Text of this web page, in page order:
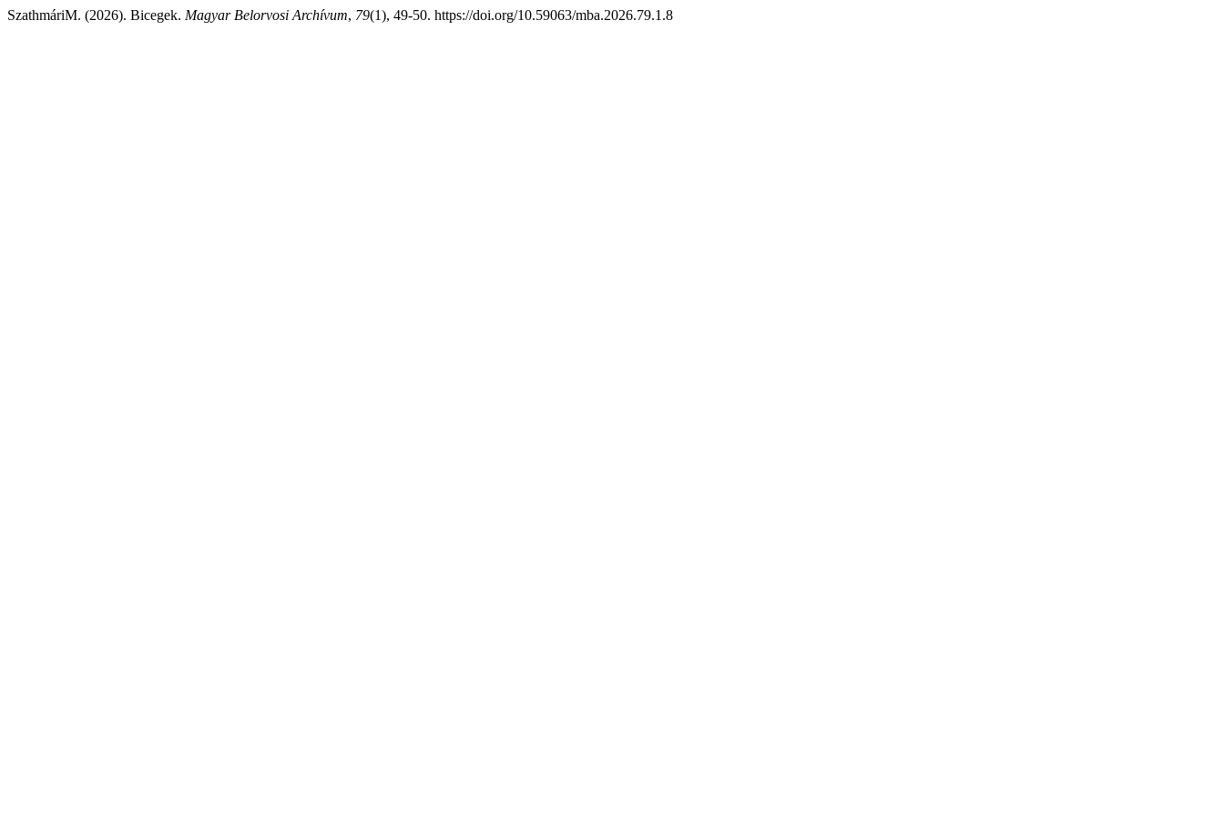
SzathmáriM. (2026). Bicegek. Magyar Belorvosi Archívum, 79(1), 49-50. https://doi.org/10.59063/mba.2026.79.1.8